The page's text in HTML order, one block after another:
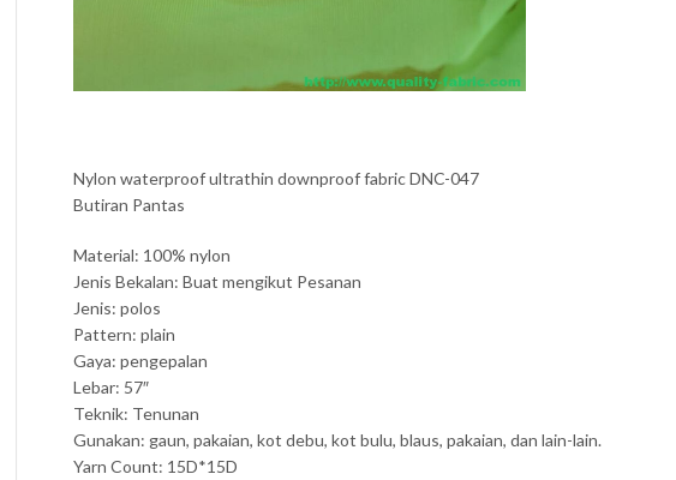
Nylon waterproof ultrathin downproof fabric DNC-047
Butiran Pantas
Material: 100% nylon
Jenis Bekalan: Buat mengikut Pesanan
Jenis: polos
Pattern: plain
Gaya: pengepalan
Lebar: 57″
Teknik: Tenunan
Gunakan: gaun, pakaian, kot debu, kot bulu, blaus, pakaian, dan lain-lain.
Yarn Count: 15D*15D